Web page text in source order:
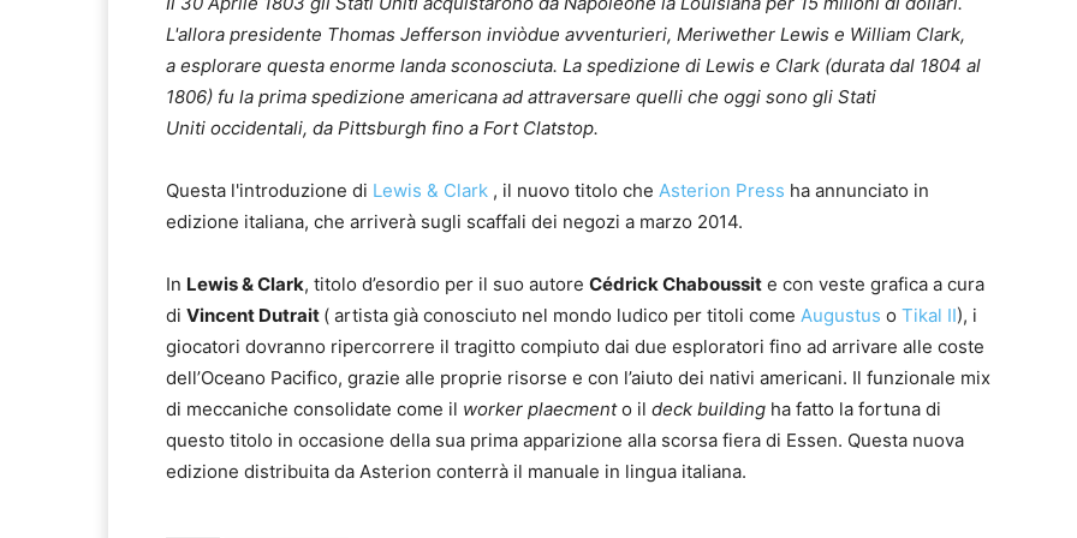
L'allora presidente Thomas Jefferson inviòdue avventurieri, Meriwether Lewis e William Clark,
a esplorare questa enorme landa sconosciuta. La spedizione di Lewis e Clark (durata dal 1804 al
1806) fu la prima spedizione americana ad attraversare quelli che oggi sono gli Stati
Uniti occidentali, da Pittsburgh fino a Fort Clatstop.
Questa l'introduzione di Lewis & Clark , il nuovo titolo che Asterion Press ha annunciato in
edizione italiana, che arriverà sugli scaffali dei negozi a marzo 2014.
In Lewis & Clark, titolo d’esordio per il suo autore Cédrick Chaboussit e con veste grafica a cura
di Vincent Dutrait ( artista già conosciuto nel mondo ludico per titoli come Augustus o Tikal II), i
giocatori dovranno ripercorrere il tragitto compiuto dai due esploratori fino ad arrivare alle coste
dell’Oceano Pacifico, grazie alle proprie risorse e con l’aiuto dei nativi americani. Il funzionale mix
di meccaniche consolidate come il worker plaecmento il deck building ha fatto la fortuna di
questo titolo in occasione della sua prima apparizione alla scorsa fiera di Essen. Questa nuova
edizione distribuita da Asterion conterrà il manuale in lingua italiana.